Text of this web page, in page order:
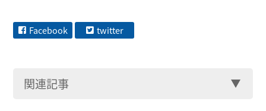
Facebook twitter
関連記事